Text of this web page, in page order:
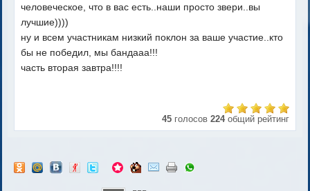
человеческое, что в вас есть..наши просто звери..вы
лучшие))))
ну и всем участникам низкий поклон за ваше участие..кто
бы не победил, мы бандааа!!!
часть вторая завтра!!!!
45 голосов 224 общий рейтинг